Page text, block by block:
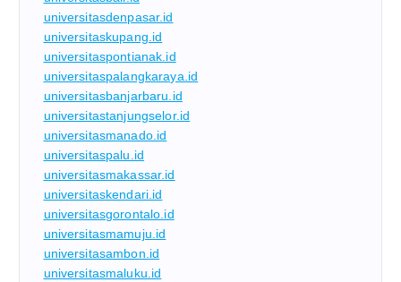
universitasdenpasar.id
universitaskupang.id
universitaspontianak.id
universitaspalangkaraya.id
universitasbanjarbaru.id
universitastanjungselor.id
universitasmanado.id
universitaspalu.id
universitasmakassar.id
universitaskendari.id
universitasgorontalo.id
universitasmamuju.id
universitasambon.id
universitasmaluku.id